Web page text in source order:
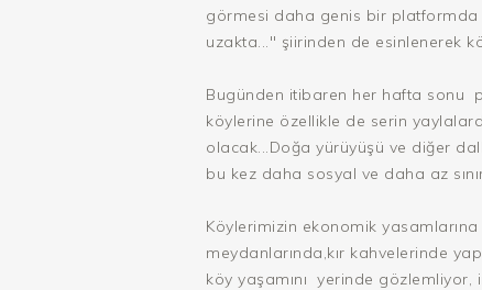
görmesi daha genis bir platformda
uzakta..." şiirinden de esinlenerek
Bugünden itibaren her hafta sonu
köylerine özellikle de serin
olacak...Doğa yürüyüşü ve diğer
bu kez daha sosyal ve daha az
Köylerimizin ekonomik
meydanlarında,kır kahvelerinde
köy yaşamını yerinde gözlemliyor,